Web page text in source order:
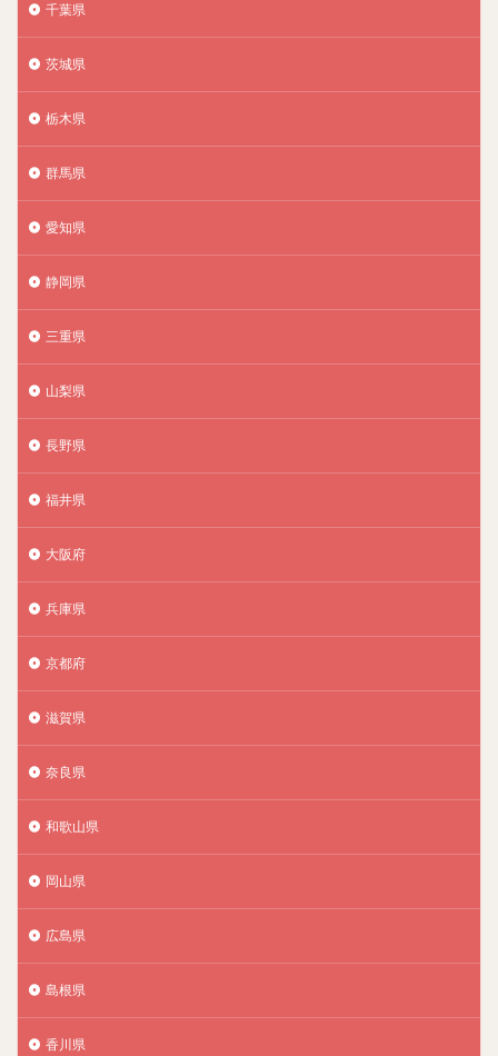
千葉県
茨城県
栃木県
群馬県
愛知県
静岡県
三重県
山梨県
長野県
福井県
大阪府
兵庫県
京都府
滋賀県
奈良県
和歌山県
岡山県
広島県
島根県
香川県